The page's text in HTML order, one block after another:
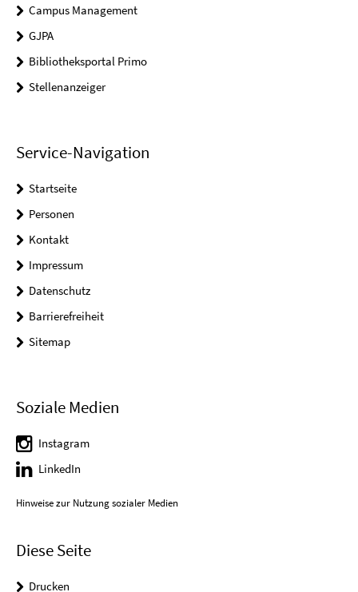
Campus Management
GJPA
Bibliotheksportal Primo
Stellenanzeiger
Service-Navigation
Startseite
Personen
Kontakt
Impressum
Datenschutz
Barrierefreiheit
Sitemap
Soziale Medien
Instagram
LinkedIn
Hinweise zur Nutzung sozialer Medien
Diese Seite
Drucken